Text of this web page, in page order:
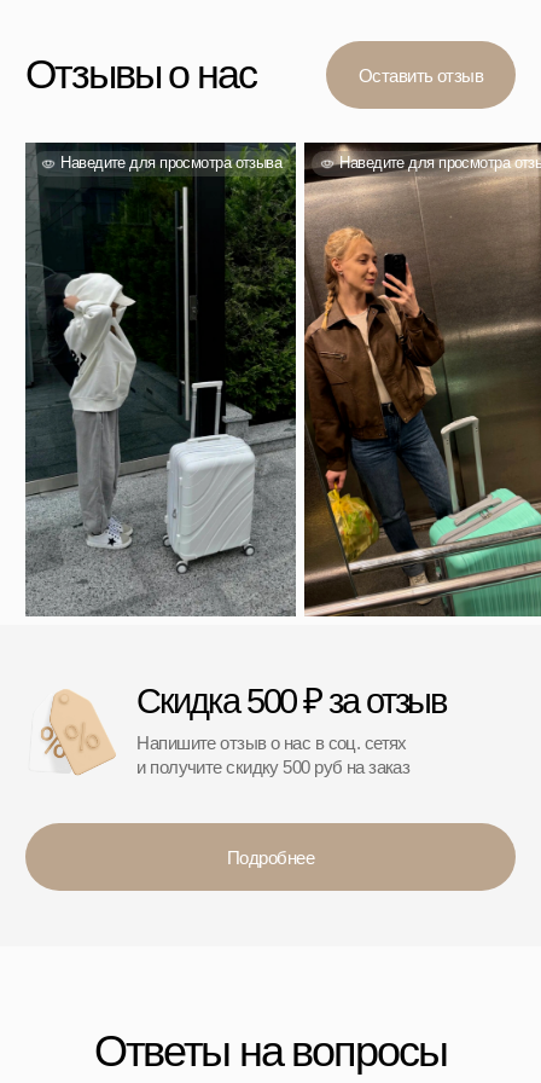
ул. Ольги Берггольц, 35а, БЦ Результат, офис 527
+7 (911) 786 50 36
Свяжитесь с нами
admin@spbchemodan.ru
Вопросы и предложения
ИП Ступакевич Иван Сергеевич
ИНН: 781141898491 ОГРНИП: 319784700169709
Ответы на вопросы
Полезные статьи
Политика конфиденциальности
Договор оферты
Контакты
Гарантия Service+
Доставка и самовывоз
Способы оплаты
Возврат и обмен
Войти в личный кабинет
Наш магазин: